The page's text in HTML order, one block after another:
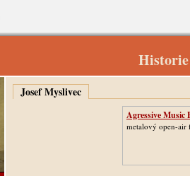
Josef Myslivec
Agressive Music
metalový open-air